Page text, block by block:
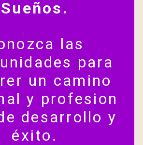
Sueños.
las
para
un camino
y profesion
desarrollo y
éxito.